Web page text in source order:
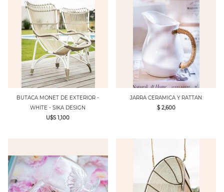
BUTACA MONET DE EXTERIOR -
WHITE - SIKA DESIGN
U$S 1,100
JARRA CERAMICA Y RATTAN
$ 2,600